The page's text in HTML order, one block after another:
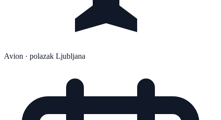
Avion · polazak Ljubljana